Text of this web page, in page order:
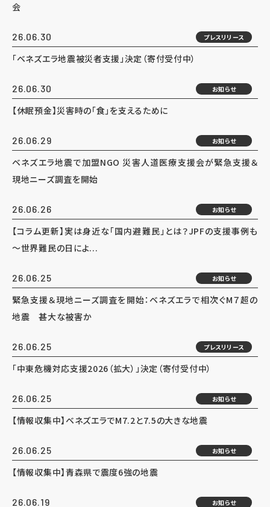
会
26.06.30 プレスリリース
「ベネズエラ地震被災者支援」決定（寄付受付中）
26.06.30 お知らせ
【休眠預金】災害時の「食」を支えるために
26.06.29 お知らせ
ベネズエラ地震で加盟NGO 災害人道医療支援会が緊急支援＆
現地ニーズ調査を開始
26.06.26 お知らせ
【コラム更新】実は身近な「国内避難民」とは？JPFの支援事例も
～世界難民の日によ...
26.06.25 お知らせ
緊急支援＆現地ニーズ調査を開始：ベネズエラで相次ぐM７超の
地震 甚大な被害か
26.06.25 プレスリリース
「中東危機対応支援2026（拡大）」決定（寄付受付中）
26.06.25 お知らせ
【情報収集中】ベネズエラでM7.2と7.5の大きな地震
26.06.25 お知らせ
【情報収集中】青森県で震度6強の地震
26.06.19 お知らせ